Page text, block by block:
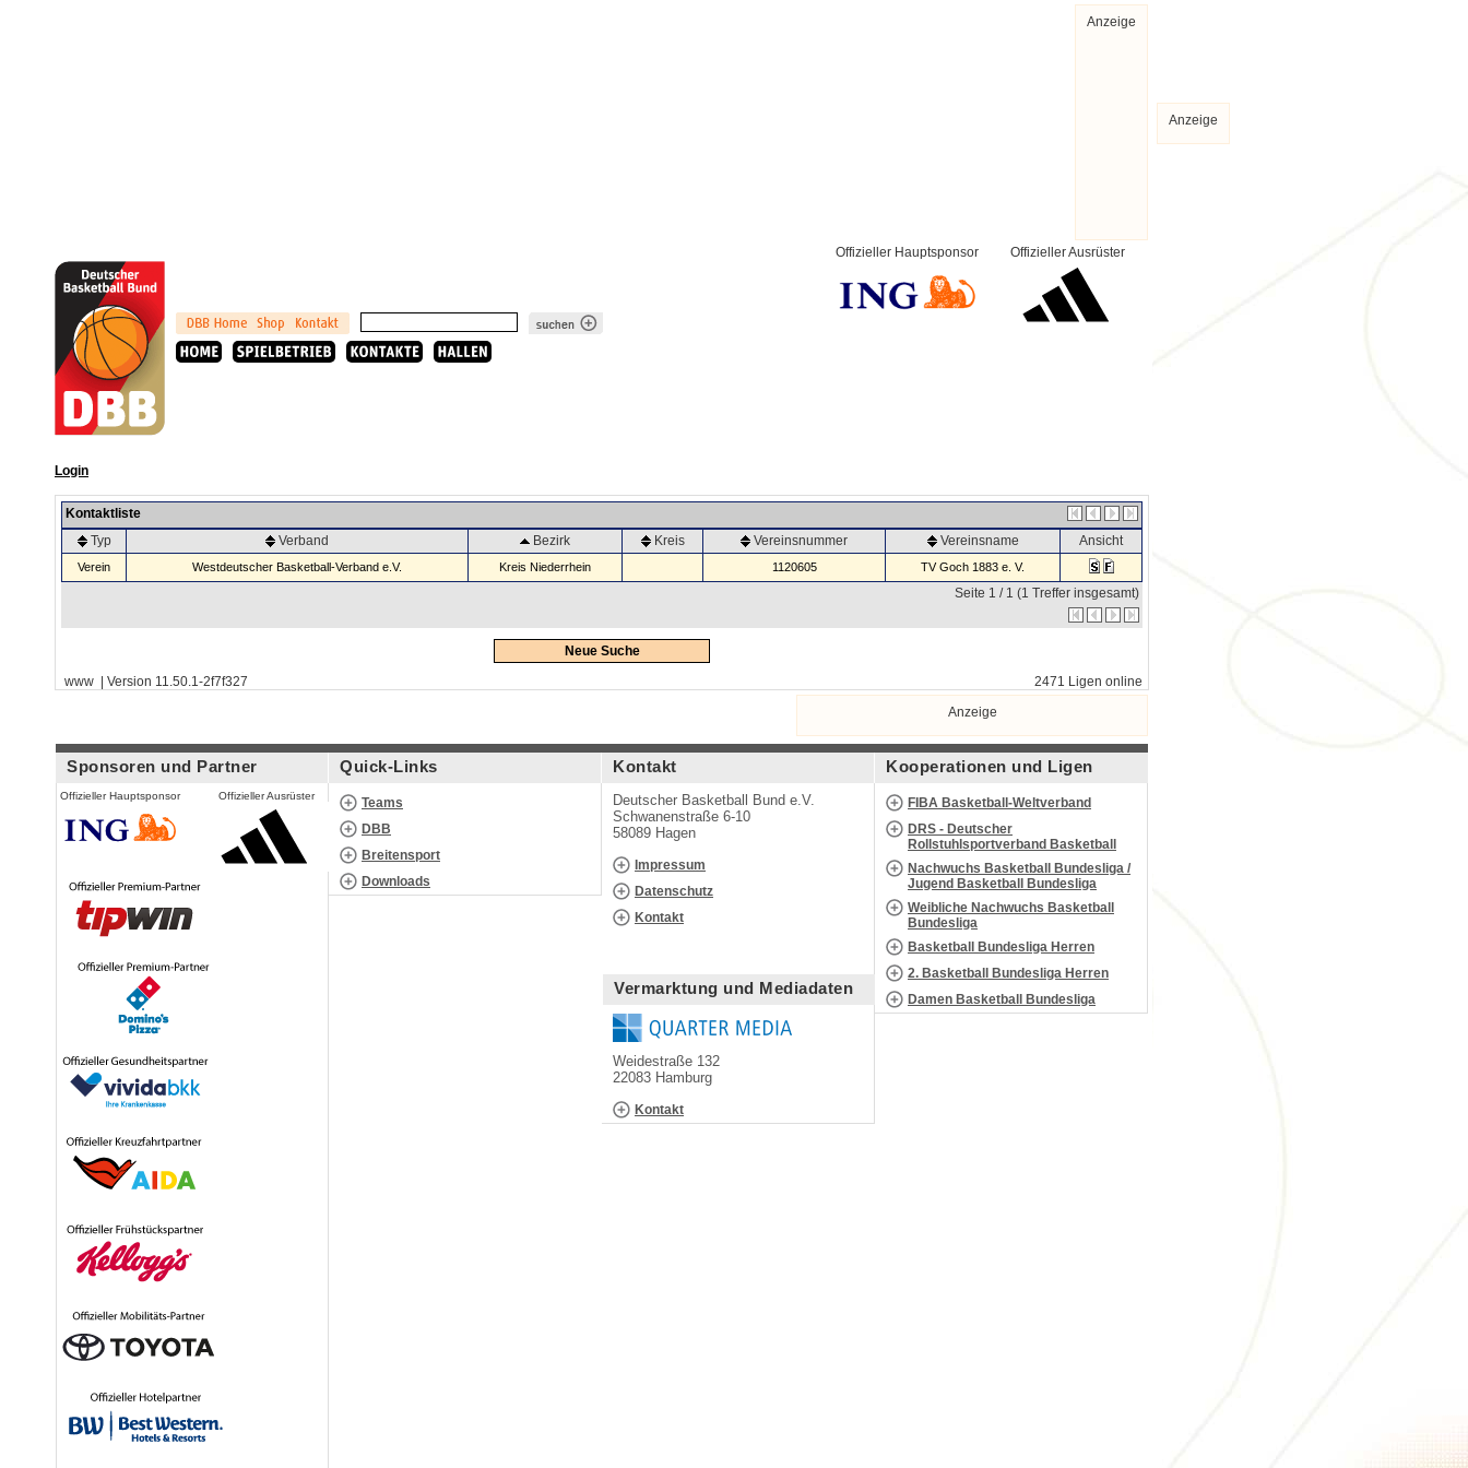
Anzeige
Offizieller Ausrüster
Offizieller Hauptsponsor
Login
Kontaktliste
Typ
Verband Bezirk Kreis Vereinsnummer Vereinsname Ansicht
Verein Westdeutscher Basketball-Verband e.V. Kreis Niederrhein 1120605 TV Goch 1883 e. V.
Seite 1 / 1 (1 Treffer insgesamt)
Neue Suche
www | Version 11.50.1-2f7f327
2471 Ligen online
Anzeige
Sponsoren und Partner
Offizieller Hauptsponsor Offizieller Ausrüster
Quick-Links
Teams
DBB
Breitensport
Downloads
Kontakt
Deutscher Basketball Bund e.V.
Schwanenstraße 6-10
58089 Hagen
Impressum
Datenschutz
Kontakt
Vermarktung und Mediadaten
Weidestraße 132
22083 Hamburg
Kontakt
Kooperationen und Ligen
FIBA Basketball-Weltverband
DRS - Deutscher
Rollstuhlsportverband Basketball
Nachwuchs Basketball Bundesliga /
Jugend Basketball Bundesliga
Weibliche Nachwuchs Basketball
Bundesliga
Basketball Bundesliga Herren
2. Basketball Bundesliga Herren
Damen Basketball Bundesliga
Anzeige